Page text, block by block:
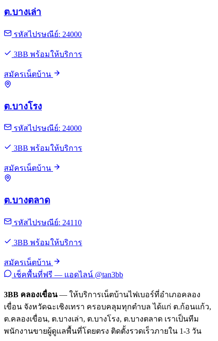
ต.บางเล่า
รหัสไปรษณีย์: 24000
3BB พร้อมให้บริการ
สมัครเน็ตบ้าน
ต.บางโรง
รหัสไปรษณีย์: 24000
3BB พร้อมให้บริการ
สมัครเน็ตบ้าน
ต.บางตลาด
รหัสไปรษณีย์: 24110
3BB พร้อมให้บริการ
สมัครเน็ตบ้าน
เช็คพื้นที่ฟรี — แอดไลน์ @tan3bb
3BB คลองเขื่อน— ให้บริการเน็ตบ้านไฟเบอร์ที่อำเภอคลอง
เขื่อน จังหวัดฉะเชิงเทรา ครอบคลุมทุกตำบล ได้แก่ ต.ก้อนแก้ว,
ต.คลองเขื่อน, ต.บางเล่า, ต.บางโรง, ต.บางตลาด เราเป็นทีม
พนักงานขายผู้ดูแลพื้นที่โดยตรง ติดตั้งรวดเร็วภายใน 1-3 วัน